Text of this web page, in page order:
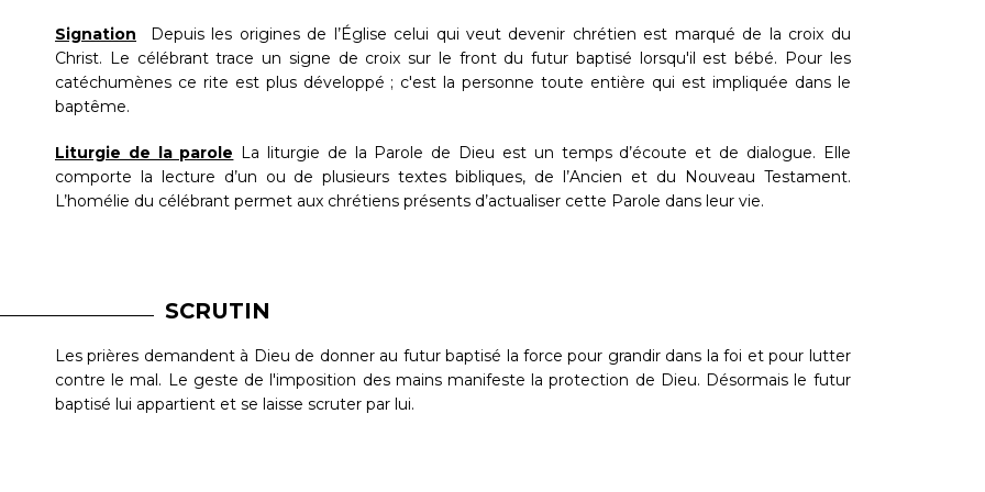
Signation Depuis les origines de l’Église celui qui veut devenir chrétien est marqué de la croix du
Christ. Le célébrant trace un signe de croix sur le front du futur baptisé lorsqu'il est bébé. Pour les
catéchumènes ce rite est plus développé ; c'est la personne toute entière qui est impliquée dans le
baptême.
Liturgie de la parole La liturgie de la Parole de Dieu est un temps d’écoute et de dialogue. Elle
comporte la lecture d’un ou de plusieurs textes bibliques, de l’Ancien et du Nouveau Testament.
L’homélie du célébrant permet aux chrétiens présents d’actualiser cette Parole dans leur vie.
SCRUTIN
Les prières demandent à Dieu de donner au futur baptisé la force pour grandir dans la foi et pour lutter
contre le mal. Le geste de l'imposition des mains manifeste la protection de Dieu. Désormais le futur
baptisé lui appartient et se laisse scruter par lui.